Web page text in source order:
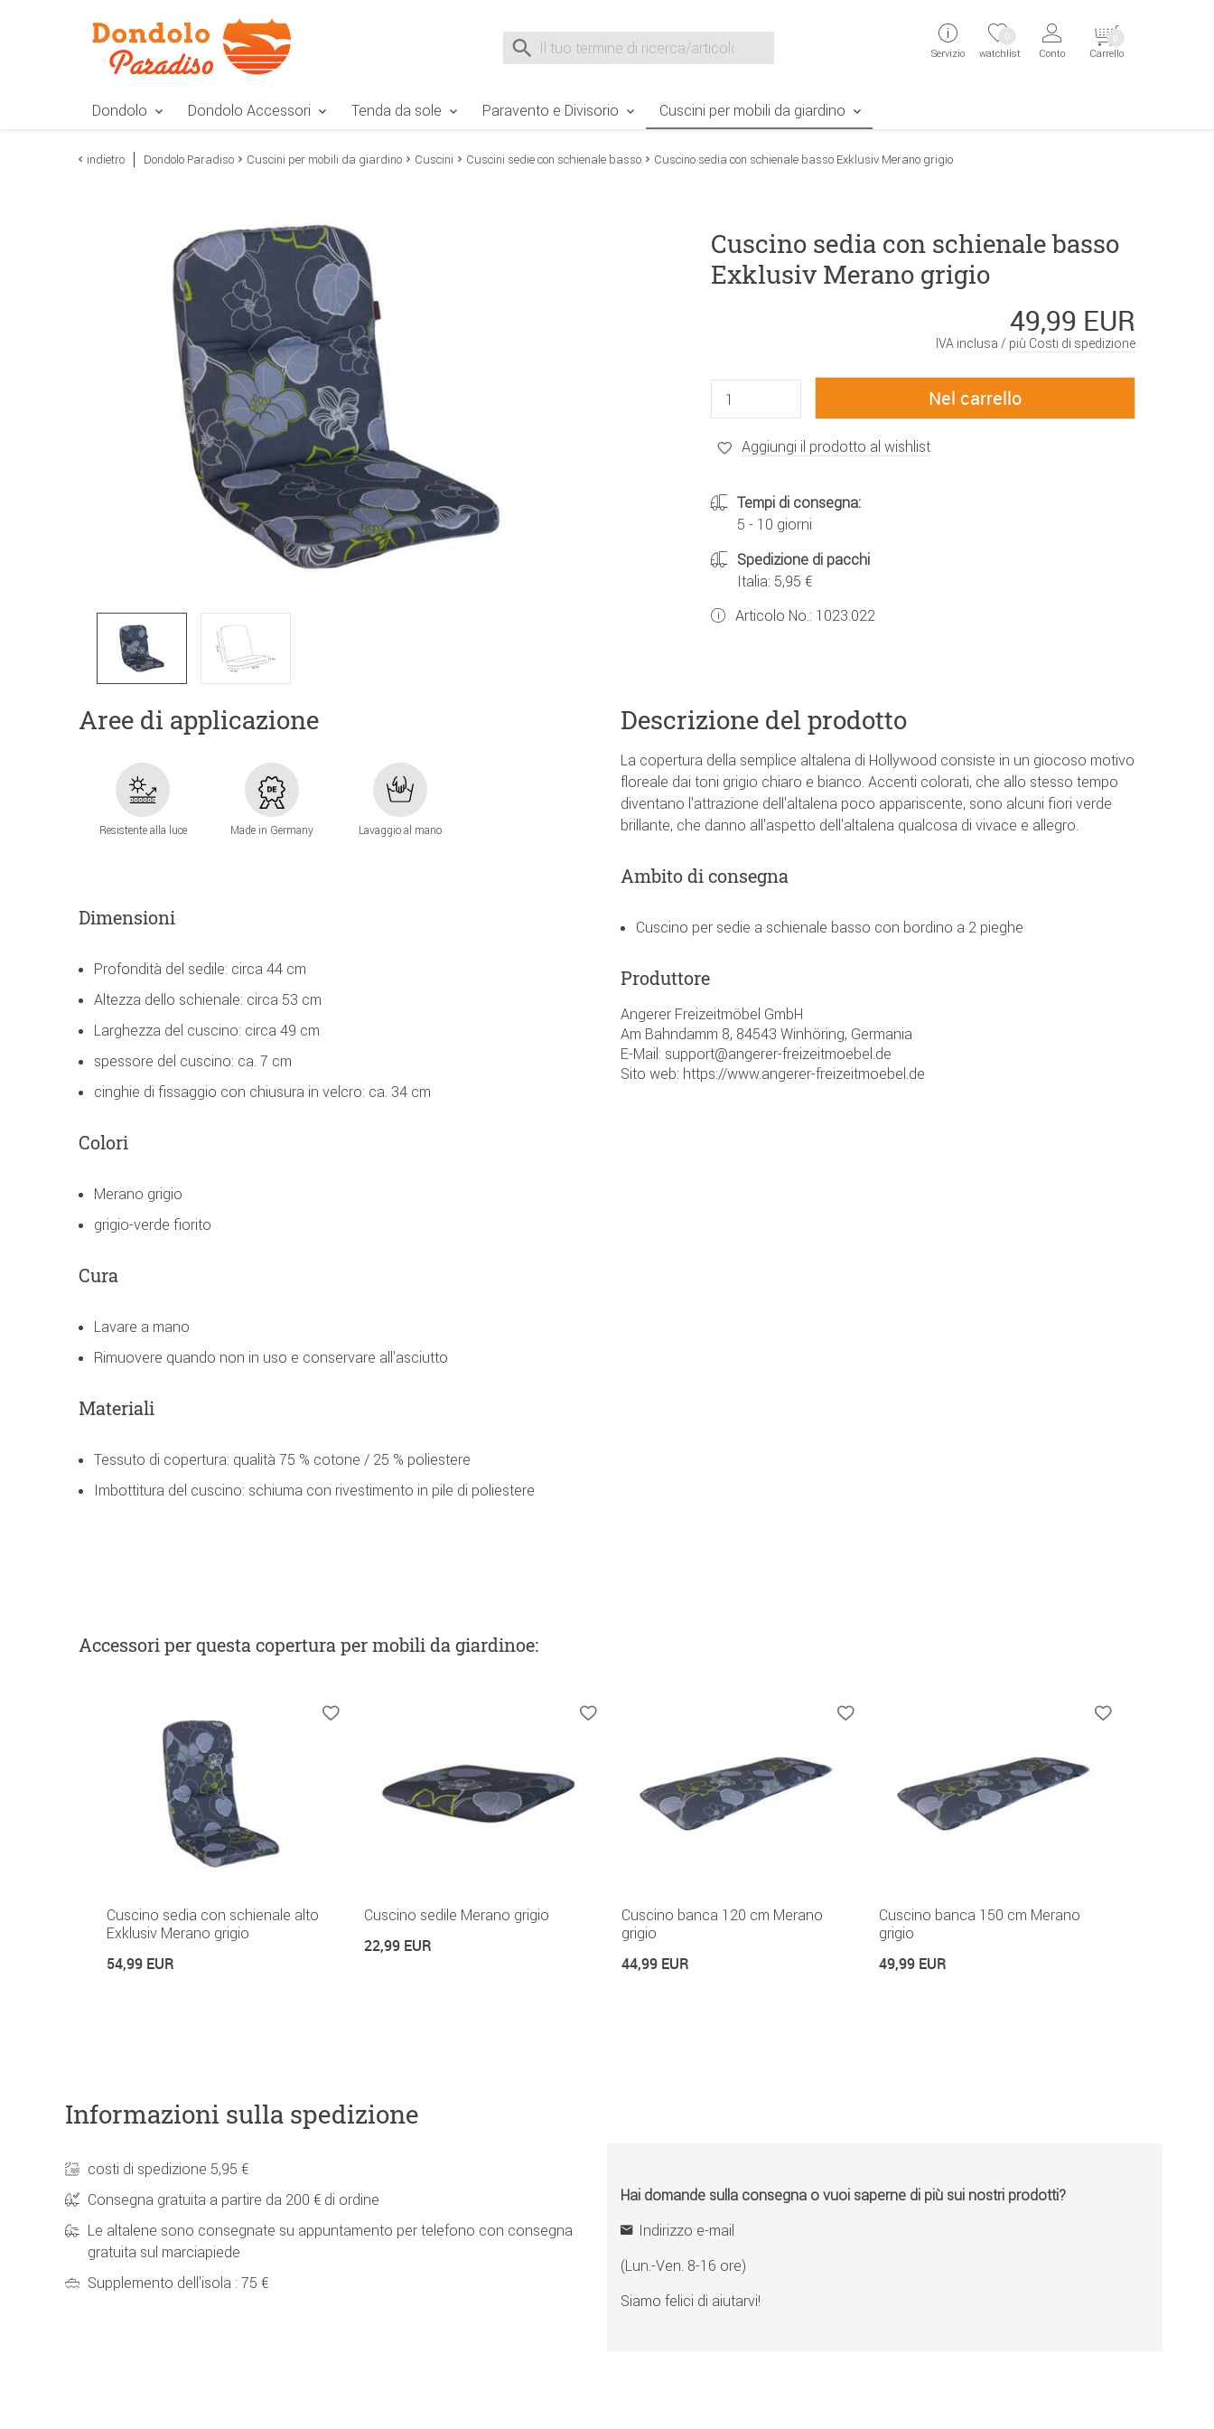
Suche nach
Servizio watchlist
0
Conto Carrello
0
Dondolo Dondolo Accessori Tenda da sole Paravento e Divisorio Cuscini per mobili da giardino
indietro Dondolo Paradiso Cuscini per mobili da giardino Cuscini Cuscini sedie con schienale basso Cuscino sedia con schienale basso Exklusiv Merano grigio
Cuscino sedia con schienale basso
Exklusiv Merano grigio
49,99 EUR
IVA inclusa / più Costi di spedizione
Aggiungi il prodotto al wishlist
Tempi di consegna:
5 - 10 giorni
Spedizione di pacchi
Italia: 5,95 €
Articolo No.: 1023.022
Aree di applicazione
Resistente alla luce Made in Germany Lavaggio al mano
Dimensioni
Profondità del sedile: circa 44 cm
Altezza dello schienale: circa 53 cm
Larghezza del cuscino: circa 49 cm
spessore del cuscino: ca. 7 cm
cinghie di fissaggio con chiusura in velcro: ca. 34 cm
Colori
Merano grigio
grigio-verde fiorito
Cura
Lavare a mano
Rimuovere quando non in uso e conservare all'asciutto
Materiali
Tessuto di copertura: qualità 75 % cotone / 25 % poliestere
Imbottitura del cuscino: schiuma con rivestimento in pile di poliestere
Descrizione del prodotto
La copertura della semplice altalena di Hollywood consiste in un giocoso motivo
floreale dai toni grigio chiaro e bianco. Accenti colorati, che allo stesso tempo
diventano l'attrazione dell'altalena poco appariscente, sono alcuni fiori verde
brillante, che danno all'aspetto dell'altalena qualcosa di vivace e allegro.
Ambito di consegna
Cuscino per sedie a schienale basso con bordino a 2 pieghe
Produttore
Angerer Freizeitmöbel GmbH
Am Bahndamm 8, 84543 Winhöring, Germania
E-Mail: support@angerer-freizeitmoebel.de
Sito web: https://www.angerer-freizeitmoebel.de
Accessoriper questa copertura per mobili da giardinoe:
Cuscino sedia con schienale alto
Exklusiv Merano grigio
54,99 EUR
Cuscino sedile Merano grigio
22,99 EUR
Cuscino banca 120 cm Merano
grigio
44,99 EUR
Cuscino banca 150 cm Merano
grigio
49,99 EUR
Informazioni sulla spedizione
costi di spedizione 5,95 €
Consegna gratuita a partire da 200 € di ordine
Le altalene sono consegnate su appuntamento per telefono con consegna
gratuita sul marciapiede
Supplemento dell'isola : 75 €
Hai domande sulla consegna o vuoi saperne di più sui nostri prodotti?
Indirizzo e-mail
(Lun.-Ven. 8-16 ore)
Siamo felici di aiutarvi!